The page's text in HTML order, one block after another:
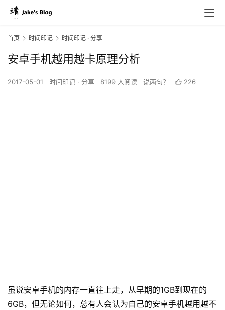
首页 时间印记 时间印记 · 分享
安卓手机越用越卡原理分析
2017-05-01 时间印记 · 分享 8199 人阅读 说两句？ 226
虽说安卓手机的内存一直往上走，从早期的1GB到现在的
6GB，但无论如何，总有人会认为自己的安卓手机越用越不